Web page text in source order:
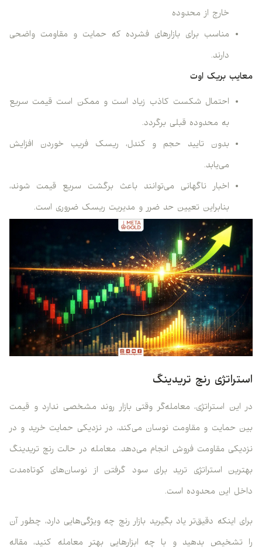
خارج از محدوده
مناسب برای بازارهای فشرده که حمایت و مقاومت واضحی
دارند.
معایب بریک اوت
احتمال شکست کاذب زیاد است و ممکن است قیمت سریع
به محدوده قبلی برگردد.
بدون تایید حجم و کندل، ریسک فریب خوردن افزایش
می‌یابد.
اخبار ناگهانی می‌توانند باعث برگشت سریع قیمت شوند،
بنابراین تعیین حد ضرر و مدیریت ریسک ضروری است.
استراتژی رنج تریدینگ
در این استراتژی، معامله‌گر وقتی بازار روند مشخصی ندارد و قیمت
بین حمایت و مقاومت نوسان می‌کند، در نزدیکی حمایت خرید و در
نزدیکی مقاومت فروش انجام می‌دهد. معامله در حالت رنج تریدینگ
بهترین استراتژی ترید برای سود گرفتن از نوسان‌های کوتاه‌مدت
داخل این محدوده است.
برای اینکه دقیق‌تر یاد بگیرید بازار رنج چه ویژگی‌هایی دارد، چطور آن
را تشخیص بدهید و با چه ابزارهایی بهتر معامله کنید، مقاله